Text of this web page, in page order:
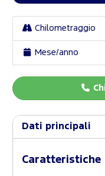
Chilometraggio
Mese/anno
Dati principali
Caratteristiche